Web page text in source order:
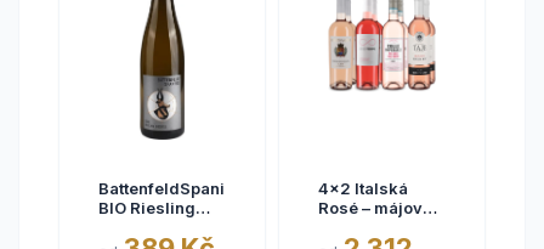
BattenfeldSpanier
BIO Riesling
4x2 Italská
Rosé – májové